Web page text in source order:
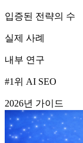
입증된 전략의 수
실제 사례
내부 연구
#1위 AI SEO
2026년 가이드